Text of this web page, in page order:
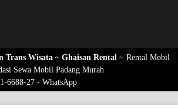
Trans Wisata ~ Ghaisan Rental ~ Rental Mobil
Sewa Mobil Padang Murah
6688-27 - WhatsApp